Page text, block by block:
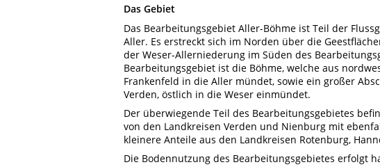
Das Gebiet
Das Bearbeitungsgebiet Aller-Böhme ist Teil der
Aller. Es erstreckt sich im Norden über die
der Weser-Allerniederung im Süden des
Bearbeitungsgebiet ist die Böhme, welche aus
Frankenfeld in die Aller mündet, sowie ein großer
Verden, östlich in die Weser einmündet.
Der überwiegende Teil des Bearbeitungsgebietes
von den Landkreisen Verden und Nienburg mit
kleinere Anteile aus den Landkreisen Rotenburg,
Die Bodennutzung des Bearbeitungsgebietes erfolgt